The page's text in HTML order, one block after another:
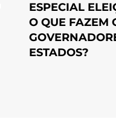
ESPECIAL
O QUE FAZEM
ESTADOS?